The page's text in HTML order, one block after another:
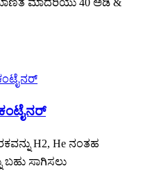
ಮಾದರಿಯು 40 ಅಡಿ &
H2, He ನಂತಹ
ಬಹು ಸಾಗಿಸಲು